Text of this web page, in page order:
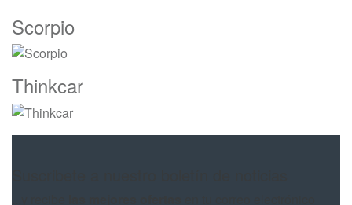
Scorpio
Thinkcar